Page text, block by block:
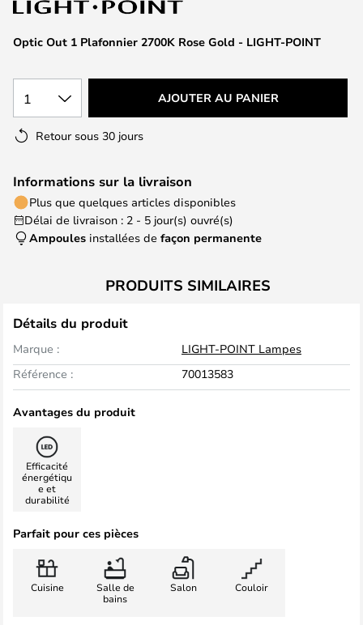
Optic Out 1 Plafonnier 2700K Rose Gold - LIGHT-POINT
1 AJOUTER AU PANIER
Retour sous 30 jours
Informations sur la livraison
Plus que quelques articles disponibles
Délai de livraison : 2 - 5 jour(s) ouvré(s)
Ampoules installées de façon permanente
PRODUITS SIMILAIRES
Détails du produit
Marque :
LIGHT-POINT Lampes
Référence :
70013583
Avantages du produit
Efficacité
énergétiqu
e et
durabilité
Parfait pour ces pièces
Cuisine
Salle de
bains
Salon Couloir